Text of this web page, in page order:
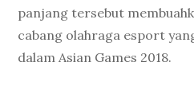
panjang tersebut
cabang olahraga esport
dalam Asian Games 2018.